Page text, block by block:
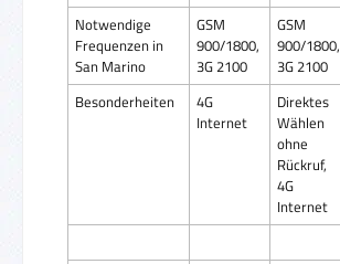
Notwendige
Frequenzen in
San Marino
GSM
900/1800,
3G 2100
GSM
900/1800,
3G 2100
Besonderheiten
4G
Internet
Direktes
Wählen
ohne
Rückruf,
4G
Internet